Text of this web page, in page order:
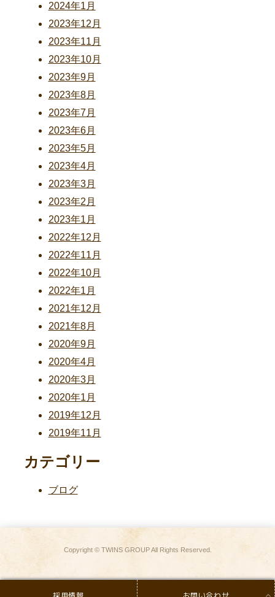
2024年1月
2023年12月
2023年11月
2023年10月
2023年9月
2023年8月
2023年7月
2023年6月
2023年5月
2023年4月
2023年3月
2023年2月
2023年1月
2022年12月
2022年11月
2022年10月
2022年1月
2021年12月
2021年8月
2020年9月
2020年4月
2020年3月
2020年1月
2019年12月
2019年11月
カテゴリー
ブログ
Copyright © TWINS GROUP All Rights Reserved.